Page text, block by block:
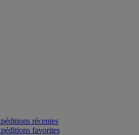
récentes
favorites